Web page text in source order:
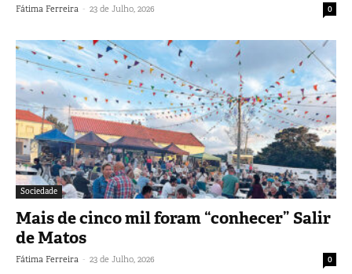
Fátima Ferreira - 23 de Julho, 2026 0
Sociedade
Mais de cinco mil foram “conhecer” Salir
de Matos
Fátima Ferreira - 23 de Julho, 2026 0